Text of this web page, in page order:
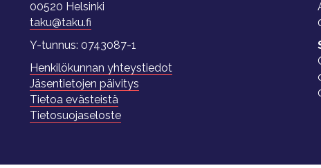
00520 Helsinki
taku@taku.fi
Y-tunnus: 0743087-1
Henkilökunnan yhteystiedot
Jäsentietojen päivitys
Tietoa evästeistä
Tietosuojaseloste